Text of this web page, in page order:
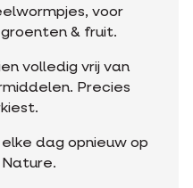
voor
& fruit.
volledig vrij van
Precies
dag opnieuw op